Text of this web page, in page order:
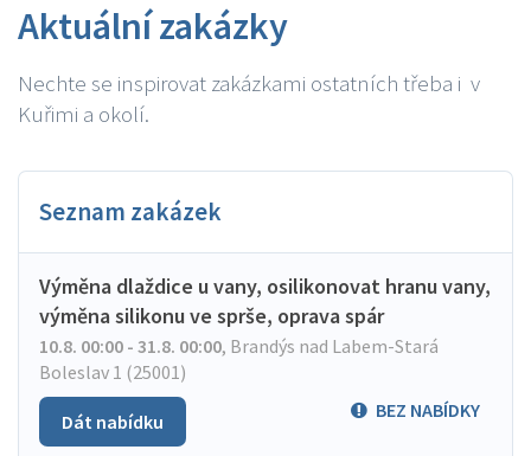
Aktuální zakázky
Nechte se inspirovat zakázkami ostatních třeba i v
Kuřimi a okolí.
Seznam zakázek
Výměna dlaždice u vany, osilikonovat hranu vany,
výměna silikonu ve sprše, oprava spár
10.8. 00:00 - 31.8. 00:00, Brandýs nad Labem-Stará
Boleslav 1 (25001)
BEZ NABÍDKY
Dát nabídku